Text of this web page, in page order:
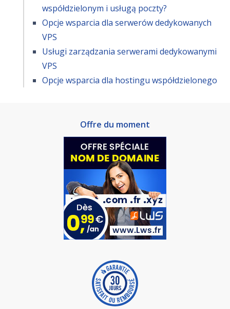
współdzielonym i usługą poczty?
Opcje wsparcia dla serwerów dedykowanych
VPS
Usługi zarządzania serwerami dedykowanymi
VPS
Opcje wsparcia dla hostingu współdzielonego
Offre du moment